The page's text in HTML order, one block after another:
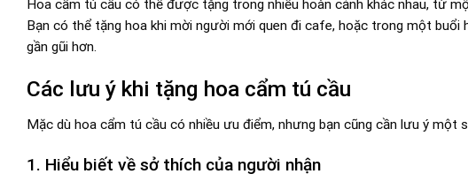
Hoa cẩm tú cầu có thể được tặng trong nhiều hoàn cảnh khác nhau, từ
Bạn có thể tặng hoa khi mời người mới quen đi cafe, hoặc trong một buổi
gần gũi hơn.
Các lưu ý khi tặng hoa cẩm tú cầu
Mặc dù hoa cẩm tú cầu có nhiều ưu điểm, nhưng bạn cũng cần lưu ý
1. Hiểu biết về sở thích của người nhận